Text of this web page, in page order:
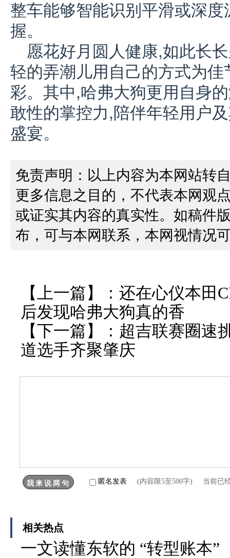
整车能够智能识别平滑或深
握。
愿花好月圆人健康,如此长
轻的弄潮儿用自己的方式为
彩。其中,哈弗大狗更用自身
敢性的掌控力,陪伴年轻用户
盛宴。
免责声明：以上内容为本网站转
更多信息之目的，不代表本网观
或证实其内容的真实性。如稿件
布，可与本网联系，本网视情况
【上一篇】： 还在心仪本田
后发现哈弗大狗真的香
【下一篇】： 超吉联赛圈速
道选手齐聚肇庆
匿名发表 (内容限5至500字) 当前已
相关热点
一文读懂东软的 “转型账本”